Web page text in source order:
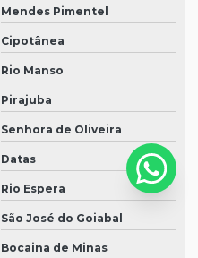
Mendes Pimentel
Cipotânea
Rio Manso
Pirajuba
Senhora de Oliveira
Datas
Rio Espera
São José do Goiabal
Bocaina de Minas